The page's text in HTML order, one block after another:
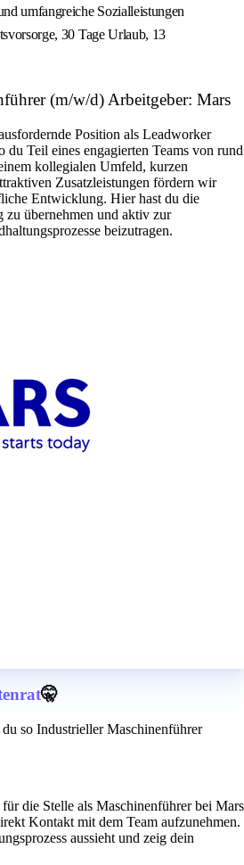
umfangreiche Sozialleistungen
30 Tage Urlaub, 13
(m/w/d) Arbeitgeber: Mars
Position als Leadworker
du Teil eines engagierten Teams von rund
kollegialen Umfeld, kurzen
Zusatzleistungen fördern wir
Entwicklung. Hier hast du die
übernehmen und aktiv zur
beizutragen.
🤫
so Industrieller Maschinenführer
die Stelle als Maschinenführer bei Mars
Kontakt mit dem Team aufzunehmen.
aussieht und zeig dein